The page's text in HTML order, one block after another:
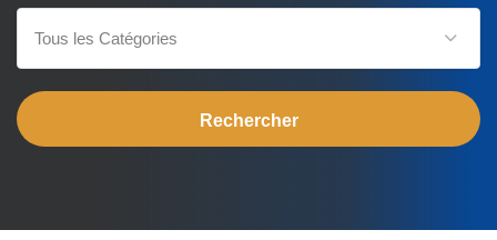
Tous les Catégories